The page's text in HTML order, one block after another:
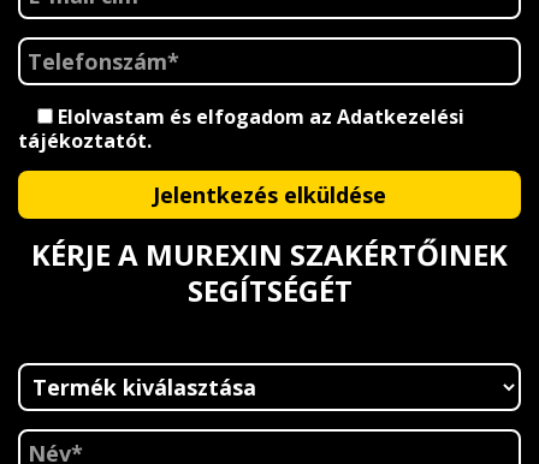
Elolvastam és elfogadom az Adatkezelési
tájékoztatót.
KÉRJE A MUREXIN SZAKÉRTŐINEK
SEGÍTSÉGÉT